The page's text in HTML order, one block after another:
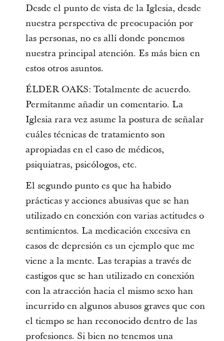
Desde el punto de vista de la Iglesia, desde
nuestra perspectiva de preocupación por
las personas, no es allí donde ponemos
nuestra principal atención. Es más bien en
estos otros asuntos.
ÉLDER OAKS: Totalmente de acuerdo.
Permítanme añadir un comentario. La
Iglesia rara vez asume la postura de señalar
cuáles técnicas de tratamiento son
apropiadas en el caso de médicos,
psiquiatras, psicólogos, etc.
El segundo punto es que ha habido
prácticas y acciones abusivas que se han
utilizado en conexión con varias actitudes o
sentimientos. La medicación excesiva en
casos de depresión es un ejemplo que me
viene a la mente. Las terapias a través de
castigos que se han utilizado en conexión
con la atracción hacia el mismo sexo han
incurrido en algunos abusos graves que con
el tiempo se han reconocido dentro de las
profesiones. Si bien no tenemos una